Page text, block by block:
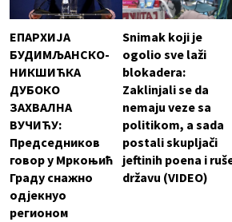
ЕПАРХИЈА
БУДИМЉАНСКО-
НИКШИЋКА
ДУБОКО
ЗАХВАЛНА
ВУЧИЋУ:
Председников
говор у Мркоњић
Граду снажно
одјекнуо
регионом
Snimak koji je
ogolio sve laži
blokadera:
Zaklinjali se da
nemaju veze sa
politikom, a sada
postali skupljači
jeftinih poena i
državu (VIDEO)